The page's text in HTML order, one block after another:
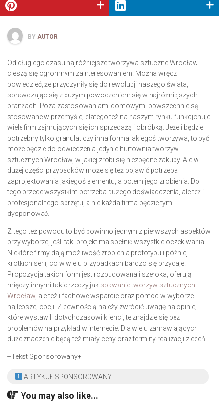
BY AUTOR
Od długiego czasu najróżniejsze tworzywa sztuczne Wrocław
cieszą się ogromnym zainteresowaniem. Można wręcz
powiedzieć, że przyczyniły się do rewolucji naszego świata,
sprawdzając się z dużym powodzeniem się w najróżniejszych
branżach. Poza zastosowaniami domowymi powszechnie są
stosowane w przemyśle, dlatego też na naszym rynku funkcjonuje
wiele firm zajmujących się ich sprzedażą i obróbką. Jeżeli będzie
potrzebny tylko granulat czy inna forma jakiegoś tworzywa, to być
może będzie do odwiedzenia jedynie hurtownia tworzyw
sztucznych Wrocław, w jakiej zrobi się niezbędne zakupy. Ale w
dużej części przypadków może się też pojawić potrzeba
zaprojektowania jakiegoś elementu, a potem jego zrobienia. Do
tego przede wszystkim potrzeba dużego doświadczenia, ale też i
profesjonalnego sprzętu, a nie każda firma będzie tym
dysponować.
Z tego też powodu to być powinno jednym z pierwszych aspektów
przy wyborze, jeśli taki projekt ma spełnić wszystkie oczekiwania.
Niektóre firmy dają możliwość zrobienia prototypu i później
krótkich serii, co w wielu przypadkach bardzo się przydaje.
Propozycja takich form jest rozbudowana i szeroka, oferują
między innymi takie rzeczy jak spawanie tworzyw sztucznych
Wrocław , ale też i fachowe wsparcie oraz pomoc w wyborze
najlepszej opcji. Z pewnością należy zwrócić uwagę na opinie,
które wystawili dotychczasowi klienci, te znajdzie się bez
problemów na przykład w internecie. Dla wielu zamawiających
duże znaczenie będą też miały ceny oraz terminy realizacji zleceń.
+Tekst Sponsorowany+
ARTYKUŁ SPONSOROWANY
You may also like...